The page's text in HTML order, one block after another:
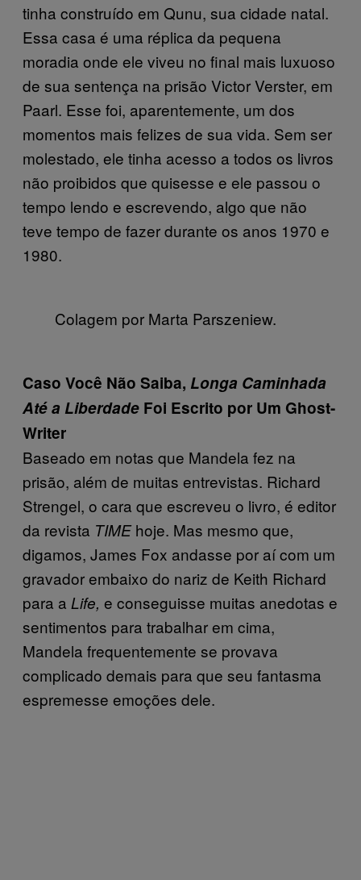
tinha construído em Qunu, sua cidade natal.
Essa casa é uma réplica da pequena
moradia onde ele viveu no final mais luxuoso
de sua sentença na prisão Victor Verster, em
Paarl. Esse foi, aparentemente, um dos
momentos mais felizes de sua vida. Sem ser
molestado, ele tinha acesso a todos os livros
não proibidos que quisesse e ele passou o
tempo lendo e escrevendo, algo que não
teve tempo de fazer durante os anos 1970 e
1980.
Colagem por Marta Parszeniew.
Caso Você Não Saiba, Longa Caminhada
Até a Liberdade Foi Escrito por Um Ghost-
Writer
Baseado em notas que Mandela fez na
prisão, além de muitas entrevistas. Richard
Strengel, o cara que escreveu o livro, é editor
da revista TIMEhoje. Mas mesmo que,
digamos, James Fox andasse por aí com um
gravador embaixo do nariz de Keith Richard
para a Life, e conseguisse muitas anedotas e
sentimentos para trabalhar em cima,
Mandela frequentemente se provava
complicado demais para que seu fantasma
espremesse emoções dele.